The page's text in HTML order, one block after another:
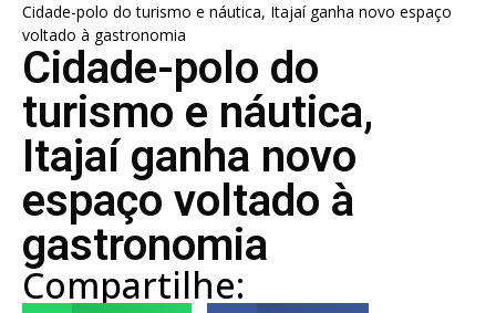
Cidade-polo do turismo e náutica, Itajaí ganha novo espaço
voltado à gastronomia
Cidade-polo do
turismo e náutica,
Itajaí ganha novo
espaço voltado à
gastronomia
Compartilhe: